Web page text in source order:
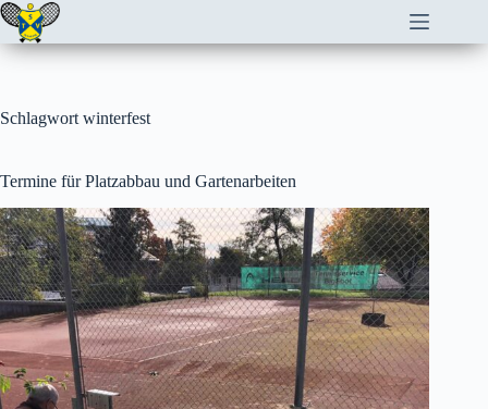
Zum
Inhalt
springen
Schlagwort winterfest
Termine für Platzabbau und Gartenarbeiten